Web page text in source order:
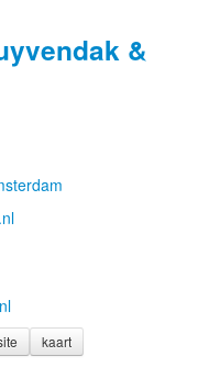
&
kaart